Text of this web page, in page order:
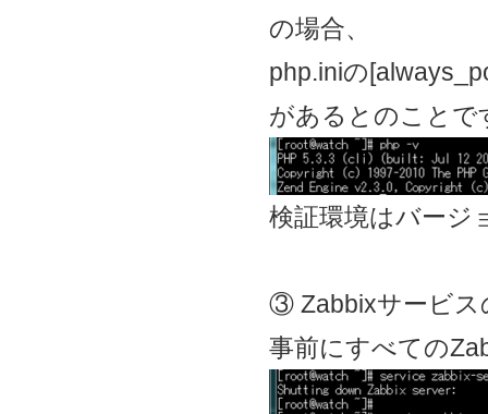
の場合、
php.iniの
があるとのことで
検証環境はバージ
③ Zabbixサービス
事前にすべての